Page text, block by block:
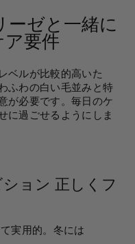
ーゼと一緒に
要件
ベルが比較的高いた
ふわの白い毛並みと特
が必要です。毎日のケ
に過ごせるようにしま
ョン 正しくフ
実用的。冬には